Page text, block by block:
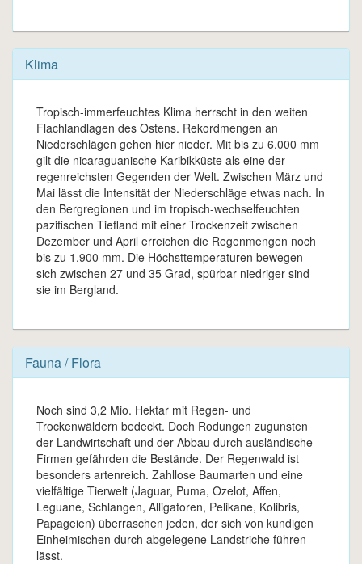
Klima
Tropisch-immerfeuchtes Klima herrscht in den weiten
Flachlandlagen des Ostens. Rekordmengen an
Niederschlägen gehen hier nieder. Mit bis zu 6.000 mm
gilt die nicaraguanische Karibikküste als eine der
regenreichsten Gegenden der Welt. Zwischen März und
Mai lässt die Intensität der Niederschläge etwas nach. In
den Bergregionen und im tropisch-wechselfeuchten
pazifischen Tiefland mit einer Trockenzeit zwischen
Dezember und April erreichen die Regenmengen noch
bis zu 1.900 mm. Die Höchsttemperaturen bewegen
sich zwischen 27 und 35 Grad, spürbar niedriger sind
sie im Bergland.
Fauna / Flora
Noch sind 3,2 Mio. Hektar mit Regen- und
Trockenwäldern bedeckt. Doch Rodungen zugunsten
der Landwirtschaft und der Abbau durch ausländische
Firmen gefährden die Bestände. Der Regenwald ist
besonders artenreich. Zahllose Baumarten und eine
vielfältige Tierwelt (Jaguar, Puma, Ozelot, Affen,
Leguane, Schlangen, Alligatoren, Pelikane, Kolibris,
Papageien) überraschen jeden, der sich von kundigen
Einheimischen durch abgelegene Landstriche führen
lässt.